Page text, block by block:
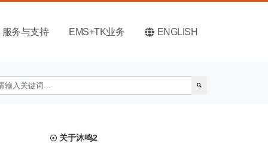
服务与支持 EMS+TK业务 ENGLISH
关于沐鸣2